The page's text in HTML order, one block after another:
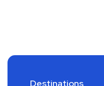
Destinations